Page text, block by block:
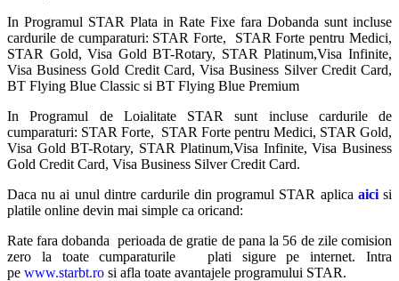
In Programul STAR Plata in Rate Fixe fara Dobanda sunt incluse
cardurile de cumparaturi: STAR Forte, STAR Forte pentru Medici,
STAR Gold, Visa Gold BT-Rotary, STAR Platinum,Visa Infinite,
Visa Business Gold Credit Card, Visa Business Silver Credit Card,
BT Flying Blue Classic si BT Flying Blue Premium
In Programul de Loialitate STAR sunt incluse cardurile de
cumparaturi: STAR Forte, STAR Forte pentru Medici, STAR Gold,
Visa Gold BT-Rotary, STAR Platinum,Visa Infinite, Visa Business
Gold Credit Card, Visa Business Silver Credit Card.
Daca nu ai unul dintre cardurile din programul STAR aplica aicisi
platile online devin mai simple ca oricand:
Rate fara dobanda perioada de gratie de pana la 56 de zile comision
zero la toate cumparaturile plati sigure pe internet. Intra
pe www.starbt.ro si afla toate avantajele programului STAR.